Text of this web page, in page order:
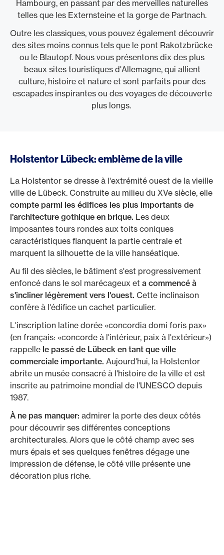
Hambourg, en passant par des merveilles naturelles
telles que les Externsteine et la gorge de Partnach.
Outre les classiques, vous pouvez également découvrir
des sites moins connus tels que le pont Rakotzbrücke
ou le Blautopf. Nous vous présentons dix des plus
beaux sites touristiques d'Allemagne, qui allient
culture, histoire et nature et sont parfaits pour des
escapades inspirantes ou des voyages de découverte
plus longs.
Holstentor Lübeck: emblème de la ville
La Holstentor se dresse à l'extrémité ouest de la vieille
ville de Lübeck. Construite au milieu du XVe siècle, elle
compte parmi les édifices les plus importants de
l'architecture gothique en brique. Les deux
imposantes tours rondes aux toits coniques
caractéristiques flanquent la partie centrale et
marquent la silhouette de la ville hanséatique.
Au fil des siècles, le bâtiment s'est progressivement
enfoncé dans le sol marécageux et a commencé à
s'incliner légèrement vers l'ouest. Cette inclinaison
confère à l'édifice un cachet particulier.
L'inscription latine dorée «concordia domi foris pax»
(en français: «concorde à l'intérieur, paix à l'extérieur»)
rappelle le passé de Lübeck en tant que ville
commerciale importante. Aujourd'hui, la Holstentor
abrite un musée consacré à l'histoire de la ville et est
inscrite au patrimoine mondial de l'UNESCO depuis
1987.
À ne pas manquer: admirer la porte des deux côtés
pour découvrir ses différentes conceptions
architecturales. Alors que le côté champ avec ses
murs épais et ses quelques fenêtres dégage une
impression de défense, le côté ville présente une
décoration plus riche.